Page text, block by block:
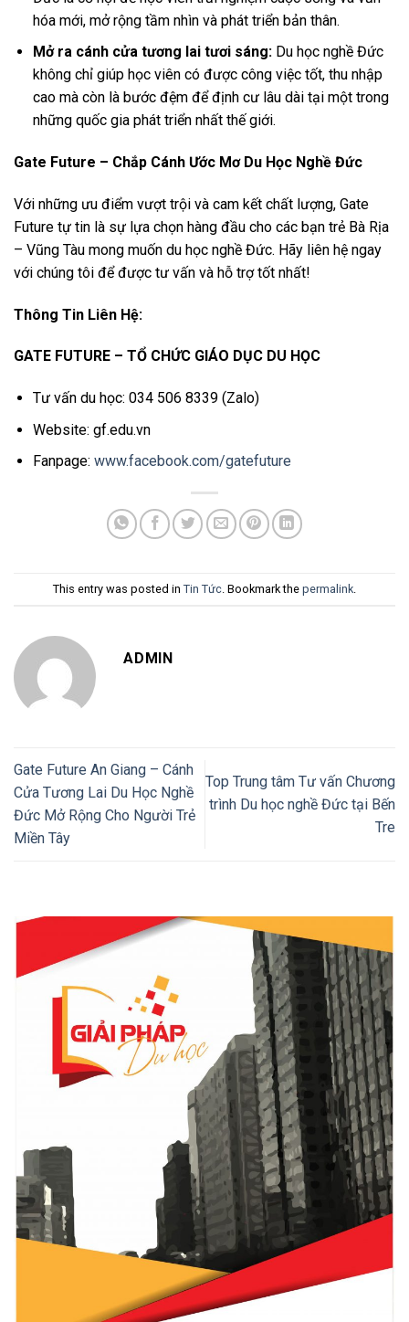
hóa mới, mở rộng tầm nhìn và phát triển bản thân.
Mở ra cánh cửa tương lai tươi sáng:Du học nghề Đức
không chỉ giúp học viên có được công việc tốt, thu nhập
cao mà còn là bước đệm để định cư lâu dài tại một trong
những quốc gia phát triển nhất thế giới.
Gate Future – Chắp Cánh Ước Mơ Du Học Nghề Đức
Với những ưu điểm vượt trội và cam kết chất lượng, Gate
Future tự tin là sự lựa chọn hàng đầu cho các bạn trẻ Bà Rịa
– Vũng Tàu mong muốn du học nghề Đức. Hãy liên hệ ngay
với chúng tôi để được tư vấn và hỗ trợ tốt nhất!
Thông Tin Liên Hệ:
GATE FUTURE – TỔ CHỨC GIÁO DỤC DU HỌC
Tư vấn du học: 034 506 8339 (Zalo)
Website: gf.edu.vn
Fanpage: www.facebook.com/gatefuture
This entry was posted in Tin Tức . Bookmark the permalink
ADMIN
Gate Future An Giang – Cánh
Cửa Tương Lai Du Học Nghề
Đức Mở Rộng Cho Người Trẻ
Miền Tây
Top Trung tâm Tư vấn Chương
trình Du học nghề Đức tại Bến
Tre